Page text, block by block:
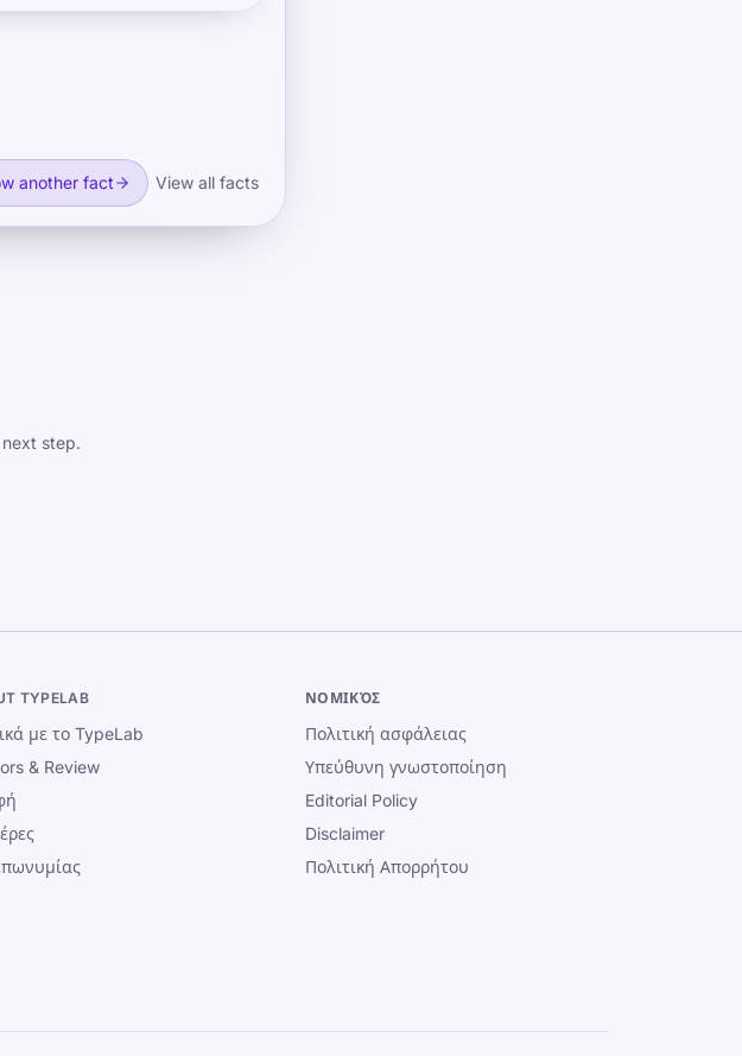
another fact View all facts
step.
TYPELAB
με το TypeLab
& Review
ΝΟΜΙΚΌΣ
Πολιτική ασφάλειας
Υπεύθυνη γνωστοποίηση
Editorial Policy
Disclaimer
Πολιτική Απορρήτου